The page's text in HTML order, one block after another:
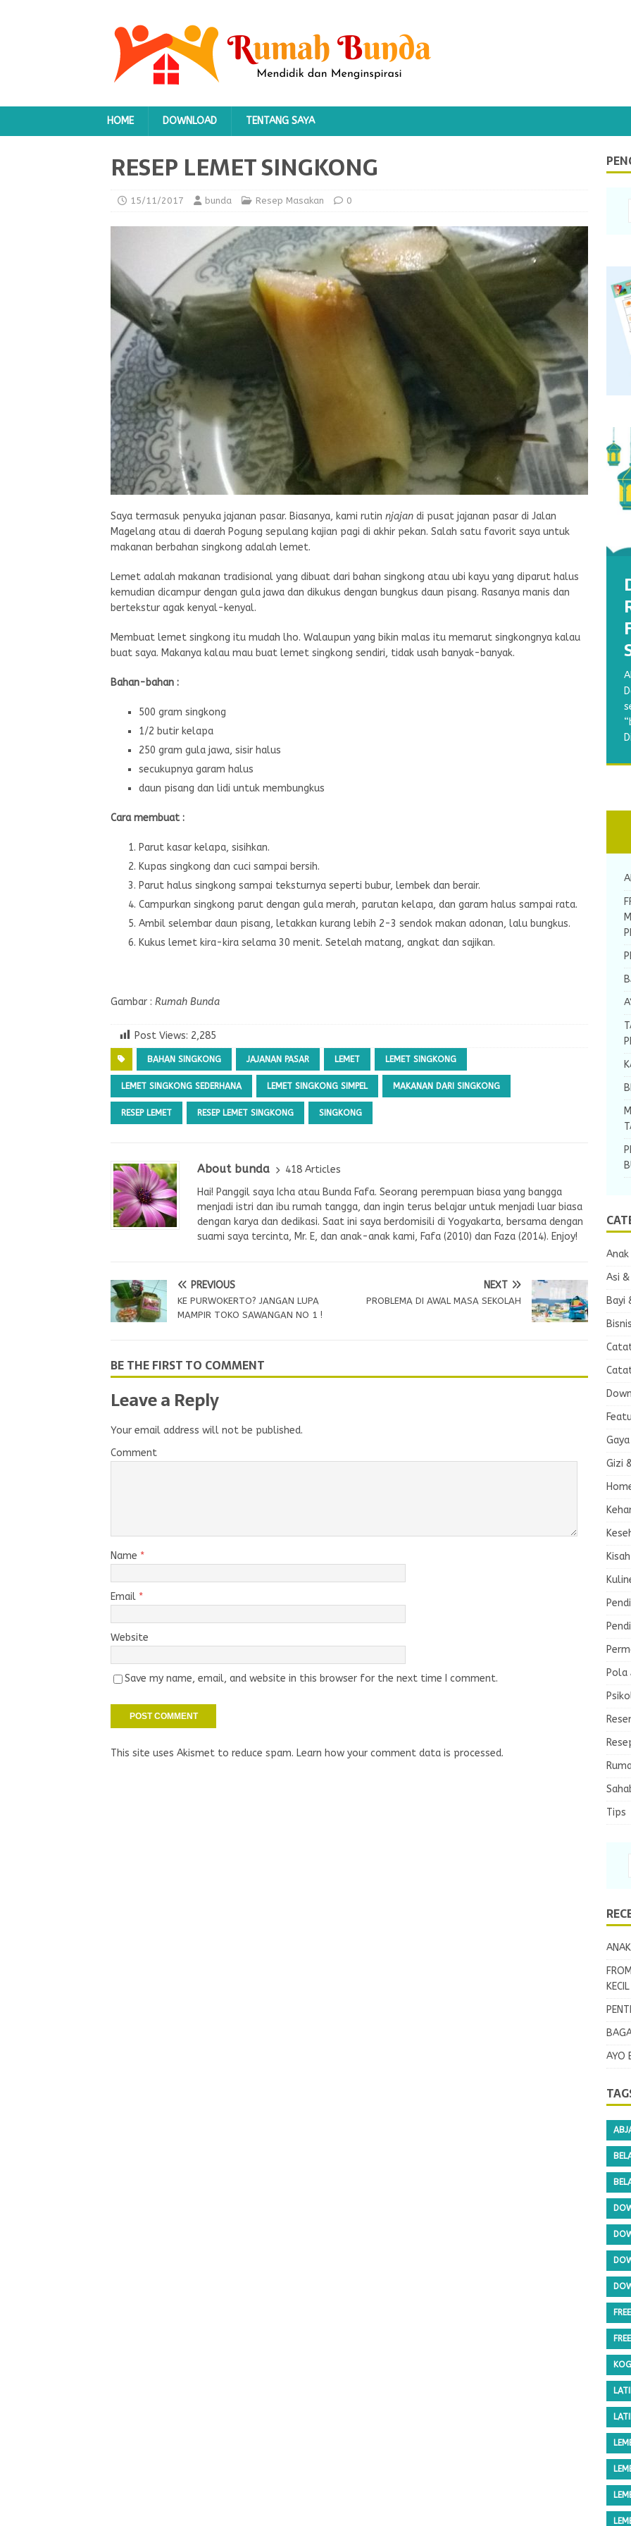
HOME DOWNLOAD TENTANG SAYA
RESEP LEMET SINGKONG
15/11/2017 bunda Resep Masakan 0
Saya termasuk penyuka jajanan pasar. Biasanya, kami rutin njajan di pusat jajanan pasar di Jalan
Magelang atau di daerah Pogung sepulang kajian pagi di akhir pekan. Salah satu favorit saya untuk
makanan berbahan singkong adalah lemet.
Lemet adalah makanan tradisional yang dibuat dari bahan singkong atau ubi kayu yang diparut halus
kemudian dicampur dengan gula jawa dan dikukus dengan bungkus daun pisang. Rasanya manis dan
bertekstur agak kenyal-kenyal.
Membuat lemet singkong itu mudah lho. Walaupun yang bikin malas itu memarut singkongnya kalau
buat saya. Makanya kalau mau buat lemet singkong sendiri, tidak usah banyak-banyak.
Bahan-bahan :
500 gram singkong
1/2 butir kelapa
250 gram gula jawa, sisir halus
secukupnya garam halus
daun pisang dan lidi untuk membungkus
Cara membuat :
Parut kasar kelapa, sisihkan.
Kupas singkong dan cuci sampai bersih.
Parut halus singkong sampai teksturnya seperti bubur, lembek dan berair.
Campurkan singkong parut dengan gula merah, parutan kelapa, dan garam halus sampai rata.
Ambil selembar daun pisang, letakkan kurang lebih 2-3 sendok makan adonan, lalu bungkus.
Kukus lemet kira-kira selama 30 menit. Setelah matang, angkat dan sajikan.
Gambar : Rumah Bunda
Post Views: 2,285
BAHAN SINGKONG JAJANAN PASAR LEMET LEMET SINGKONG
LEMET SINGKONG SEDERHANA LEMET SINGKONG SIMPEL MAKANAN DARI SINGKONG
RESEP LEMET RESEP LEMET SINGKONG SINGKONG
About bunda
418 Articles
Hai! Panggil saya Icha atau Bunda Fafa. Seorang perempuan biasa yang bangga
menjadi istri dan ibu rumah tangga, dan ingin terus belajar untuk menjadi luar biasa
dengan karya dan dedikasi. Saat ini saya berdomisili di Yogyakarta, bersama dengan
suami saya tercinta, Mr. E, dan anak-anak kami, Fafa (2010) dan Faza (2014). Enjoy!
PREVIOUS
KE PURWOKERTO? JANGAN LUPA
MAMPIR TOKO SAWANGAN NO 1 !
NEXT
PROBLEMA DI AWAL MASA SEKOLAH
BE THE FIRST TO COMMENT
Leave a Reply
Your email address will not be published.
Comment
Name *
Email *
Website
Save my name, email, and website in this browser for the next time I comment.
This site uses Akismet to reduce spam. Learn how your comment data is processed.
Asi
Bayi
Gizi
Pola
Tips
AYO